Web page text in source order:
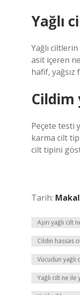
Yağlı
Yağlı
asit içeren
hafif,
Cildim
Peçete testi
karma cilt
cilt tipini
Tarih:
Aşırı yağlı cilt
Cildin hassas
Vücudun yağlı
Yağlı cilt ne ile